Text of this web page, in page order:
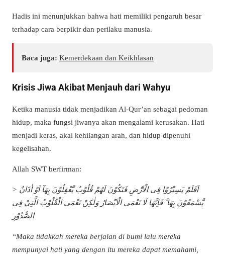
Hadis ini menunjukkan bahwa hati memiliki pengaruh besar
terhadap cara berpikir dan perilaku manusia.
Baca juga: Kemerdekaan dan Keikhlasan
Krisis Jiwa Akibat Menjauh dari Wahyu
Ketika manusia tidak menjadikan Al-Qur’an sebagai pedoman
hidup, maka fungsi jiwanya akan mengalami kerusakan. Hati
menjadi keras, akal kehilangan arah, dan hidup dipenuhi
kegelisahan.
Allah SWT berfirman:
> اَفَلَمْ يَسِيْرُوْا فِى الْاَرْضِ فَتَكُوْنَ لَهُمْ قُلُوْبٌ يَّعْقِلُوْنَ بِهَآ اَوْ اٰذَانٌ
يَّسْمَعُوْنَ بِهَا ۚ فَاِنَّهَا لَا تَعْمَى الْاَبْصَارُ وَلٰكِنْ تَعْمَى الْقُلُوْبُ الَّتِيْ فِى
الصُّدُوْرِ
“Maka tidakkah mereka berjalan di bumi lalu mereka
mempunyai hati yang dengan itu mereka dapat memahami,